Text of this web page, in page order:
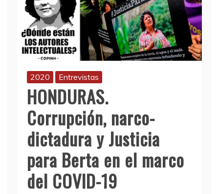
2020 Entrevistas
HONDURAS.
Corrupción, narco-
dictadura y Justicia
para Berta en el marco
del COVID-19